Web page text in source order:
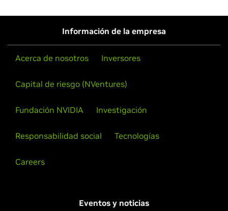
Información de la empresa
Acerca de nosotros Inversores
Capital de riesgo (NVentures)
Fundación NVIDIA Investigación
Responsabilidad social Tecnologías
Careers
Eventos y noticias